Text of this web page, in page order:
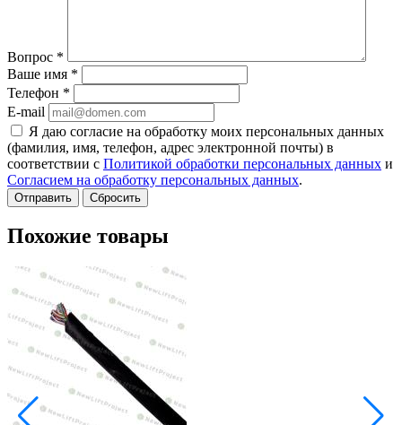
Вопрос *
Ваше имя *
Телефон *
E-mail
Я даю согласие на обработку моих персональных данных
(фамилия, имя, телефон, адрес электронной почты) в
соответствии с Политикой обработки персональных данных и
Согласием на обработку персональных данных.
Сбросить
Похожие товары